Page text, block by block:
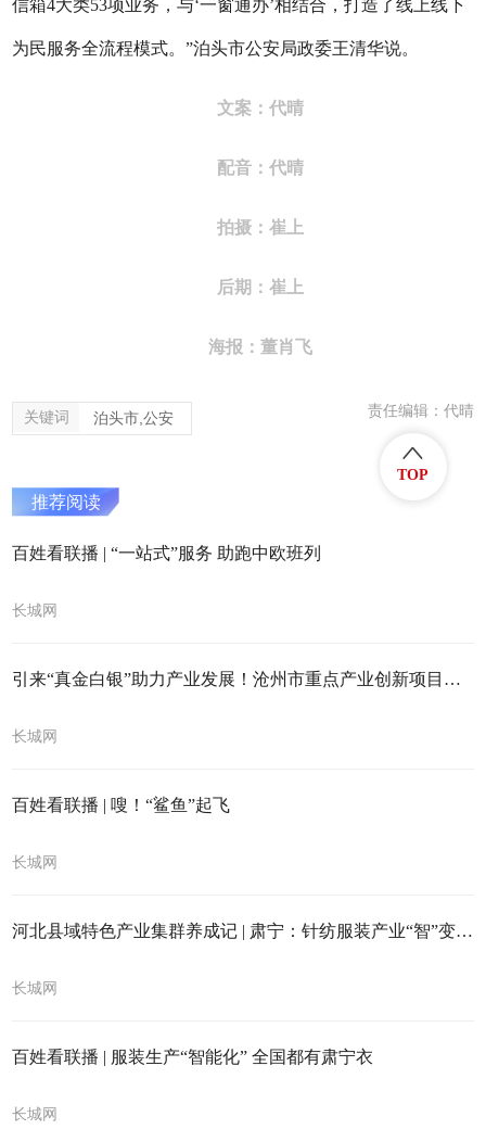
信箱4大类53项业务，与‘一窗通办’相结合，打造了线上线下
为民服务全流程模式。”泊头市公安局政委王清华说。
文案：代晴
配音：代晴
拍摄：崔上
后期：崔上
海报：董肖飞
关键词 泊头市,公安 责任编辑：代晴
推荐阅读
百姓看联播 | “一站式”服务 助跑中欧班列
长城网
引来“真金白银”助力产业发展！沧州市重点产业创新项目推介会召开
长城网
百姓看联播 | 嗖！“鲨鱼”起飞
长城网
河北县域特色产业集群养成记 | 肃宁：针纺服装产业“智”变升级
长城网
百姓看联播 | 服装生产“智能化” 全国都有肃宁衣
长城网
TOP